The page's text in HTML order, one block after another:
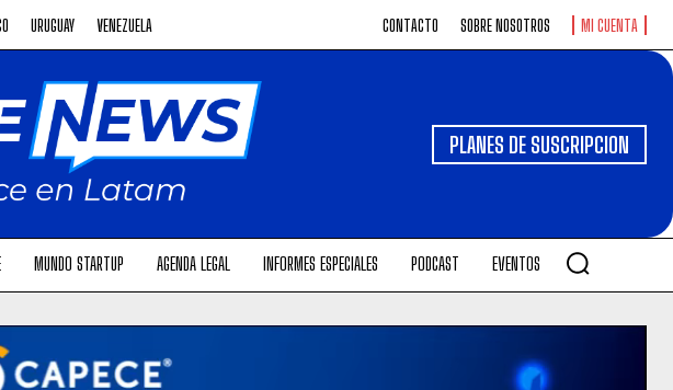
URUGUAY VENEZUELA CONTACTO SOBRE NOSOTROS MI CUENTA
PLANES DE SUSCRIPCION
MUNDO STARTUP AGENDA LEGAL INFORMES ESPECIALES PODCAST EVENTOS